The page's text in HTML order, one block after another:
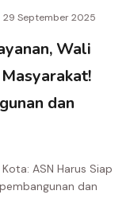
29 September 2025
Wali
dan
ASN Harus Siap
dan